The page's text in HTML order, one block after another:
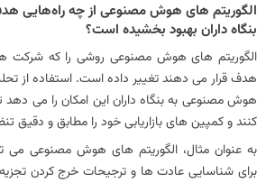
الگوریتم‌ های هوش مصنوعی از چه راه‌هایی
بنگاه‌ داران بهبود بخشیده است؟
الگوریتم‌ های هوش مصنوعی روشی را که شرکت‌
هدف قرار می‌ دهند تغییر داده است. استفاده از
هوش مصنوعی به بنگاه‌ داران این امکان را می‌ دهد
کنند و کمپین‌ های بازاریابی خود را مطابق و دقیق
به عنوان مثال، الگوریتم‌ های هوش مصنوعی می‌
برای شناسایی عادت‌ ها و ترجیحات خرج کردن